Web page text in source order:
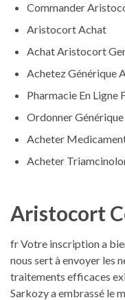
Commander
Aristocort Achat
Achat Aristocort
Achetez Générique
Pharmacie En
Ordonner
Acheter
Acheter
Aristocort
fr Votre inscription a
nous sert à envoyer les
traitements efficaces
Sarkozy a embrassé le